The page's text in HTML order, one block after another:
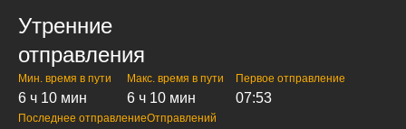
Утренние
отправления
Мин. время в пути
6 ч 10 мин
Макс. время в пути
6 ч 10 мин
Первое отправление
07:53
Последнее отправлениеОтправлений